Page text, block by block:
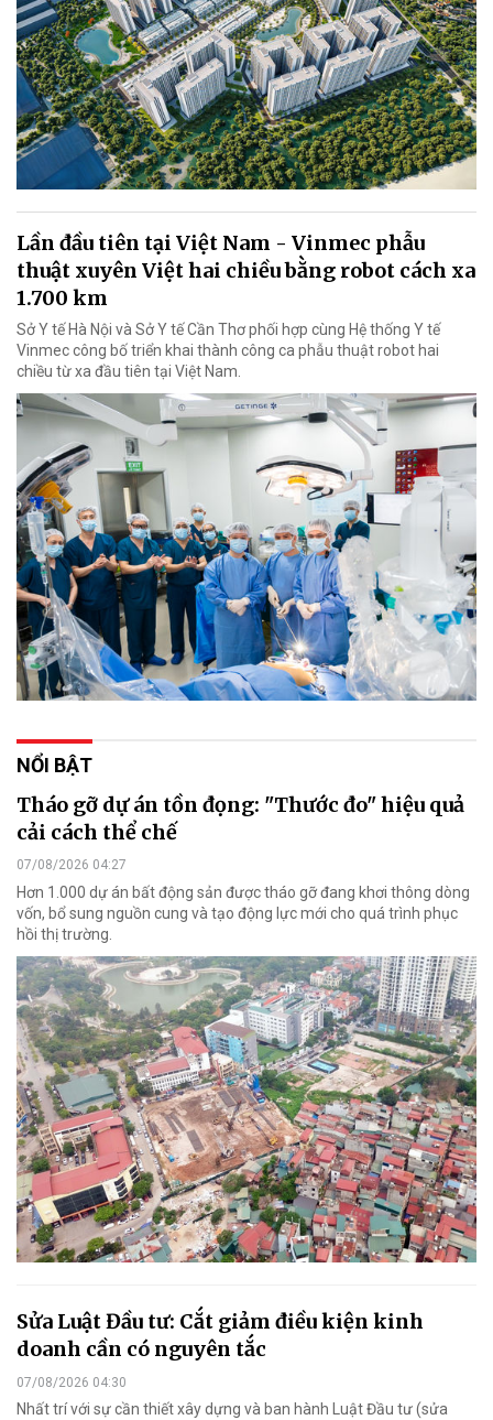
Lần đầu tiên tại Việt Nam - Vinmec phẫu
thuật xuyên Việt hai chiều bằng robot cách xa
1.700 km
Sở Y tế Hà Nội và Sở Y tế Cần Thơ phối hợp cùng Hệ thống Y tế
Vinmec công bố triển khai thành công ca phẫu thuật robot hai
chiều từ xa đầu tiên tại Việt Nam.
NỔI BẬT
Tháo gỡ dự án tồn đọng: "Thước đo" hiệu quả
cải cách thể chế
07/08/2026 04:27
Hơn 1.000 dự án bất động sản được tháo gỡ đang khơi thông dòng
vốn, bổ sung nguồn cung và tạo động lực mới cho quá trình phục
hồi thị trường.
Sửa Luật Đầu tư: Cắt giảm điều kiện kinh
doanh cần có nguyên tắc
07/08/2026 04:30
Nhất trí với sự cần thiết xây dựng và ban hành Luật Đầu tư (sửa